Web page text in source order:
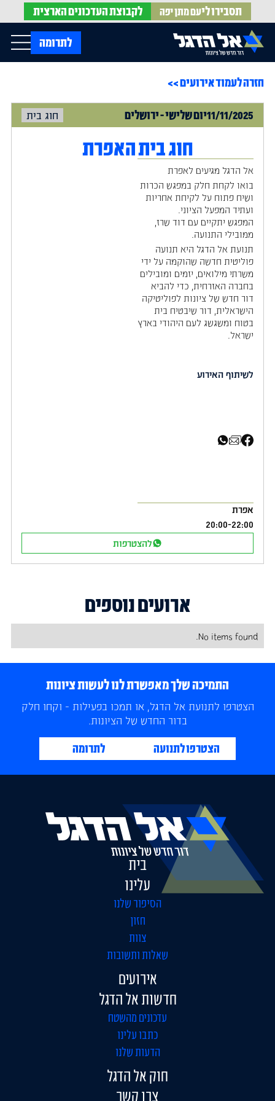
תסבירו ליעם מתן יפה לקבוצתהעדכונים הארצית
בית
עלינו
אירועים
חדשות אל הדגל
עדכונים מהשטח
הופעות בתקשורת
חמ"ל הגיוס
צרו קשר
EN
לתרומה Menu
חזרה לעמוד אירועים >>
11/11/2025יוםשלישי-ירושלים חוג בית
חוג בית האפרת
אל הדגל מגיעים לאפרת
בואו לקחת חלק במפגש הכרות
ושיח פתוח על לקיחת אחריות
ועתיד המפעל הציוני.
המפגש יתקיים עם דוד שרז,
ממובילי התנועה.
תנועת אל הדגל היא תנועה
פוליטית חדשה שהוקמה על ידי
משרתי מילואים, יזמים ומובילים
בחברה האזרחית, כדי להביא
דור חדש של ציונות לפוליטיקה
הישראלית, דור שיבטיח בית
בטוח ומשגשג לעם היהודי בארץ
ישראל.
לשיתוף האירוע
אפרת
20:00-22:00
להצטרפות
ארועים נוספים
No items found.
התמיכה שלך מאפשרת לנו לעשות ציונות
הצטרפו לתנועת אל הדגל, או תמכו בפעילות - וקחו חלק
בדור החדש של הציונות.
הצטרפו לתנועה לתרומה
בית
עלינו
הסיפור שלנו
חזון
צוות
שאלות ותשובות
אירועים
חדשות אל הדגל
עדכונים מהשטח
כתבו עלינו
הדעות שלנו
חוק אל הדגל
צרו קשר